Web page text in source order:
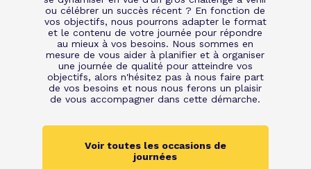
ou célébrer un succès récent ? En fonction de
vos objectifs, nous pourrons adapter le format
et le contenu de votre journée pour répondre
au mieux à vos besoins. Nous sommes en
mesure de vous aider à planifier et à organiser
une journée de qualité pour atteindre vos
objectifs, alors n'hésitez pas à nous faire part
de vos besoins et nous nous ferons un plaisir
de vous accompagner dans cette démarche.
Voir toutes les occasions de
journées